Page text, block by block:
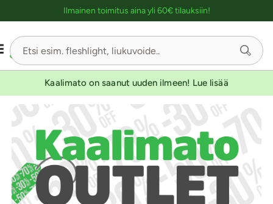
Ilmainen toimitus aina yli 60€ tilauksiin!
Kaalimato on saanut uuden ilmeen! Lue lisää